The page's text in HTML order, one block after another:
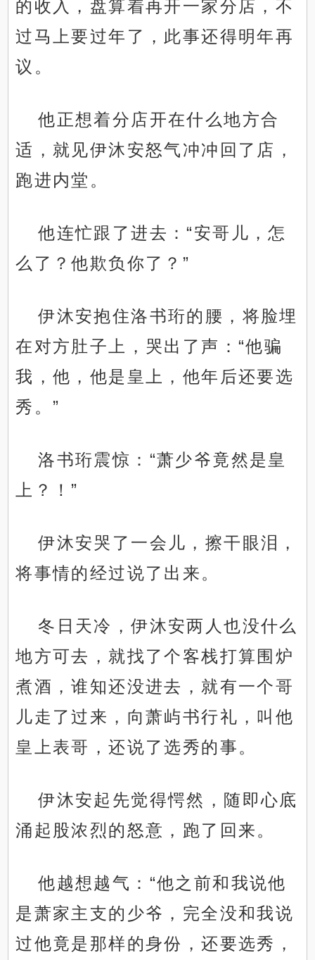
的收入，盘算着再开一家分店，不
过马上要过年了，此事还得明年再
议。
他正想着分店开在什么地方合
适，就见伊沐安怒气冲冲回了店，
跑进内堂。
他连忙跟了进去：“安哥儿，怎
么了？他欺负你了？”
伊沐安抱住洛书珩的腰，将脸埋
在对方肚子上，哭出了声：“他骗
我，他，他是皇上，他年后还要选
秀。”
洛书珩震惊：“萧少爷竟然是皇
上？！”
伊沐安哭了一会儿，擦干眼泪，
将事情的经过说了出来。
冬日天冷，伊沐安两人也没什么
地方可去，就找了个客栈打算围炉
煮酒，谁知还没进去，就有一个哥
儿走了过来，向萧屿书行礼，叫他
皇上表哥，还说了选秀的事。
伊沐安起先觉得愕然，随即心底
涌起股浓烈的怒意，跑了回来。
他越想越气：“他之前和我说他
是萧家主支的少爷，完全没和我说
过他竟是那样的身份，还要选秀，